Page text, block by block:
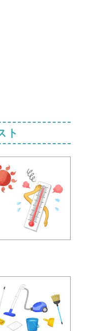
ト